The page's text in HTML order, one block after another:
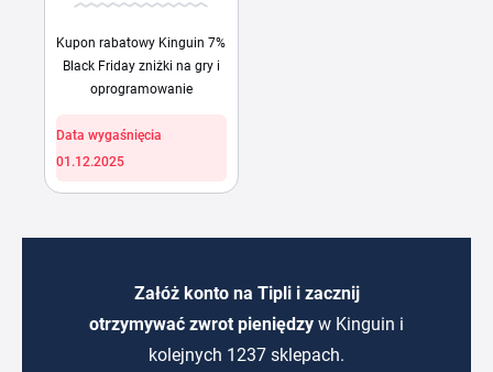
Kupon rabatowy Kinguin 7%
Black Friday zniżki na gry i
oprogramowanie
Data wygaśnięcia
01.12.2025
Załóż konto na Tipli i zacznij
otrzymywać zwrot pieniędzy w Kinguin i
kolejnych 1237 sklepach.